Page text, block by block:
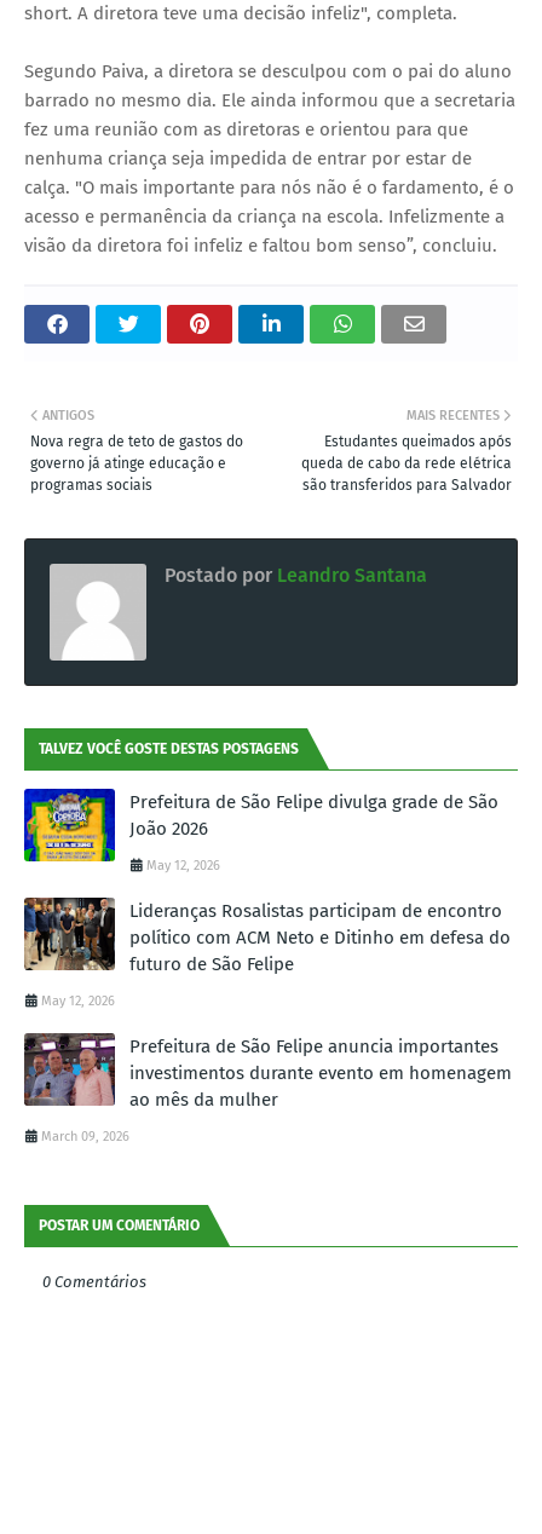
short. A diretora teve uma decisão infeliz", completa.
Segundo Paiva, a diretora se desculpou com o pai do aluno
barrado no mesmo dia. Ele ainda informou que a secretaria
fez uma reunião com as diretoras e orientou para que
nenhuma criança seja impedida de entrar por estar de
calça. "O mais importante para nós não é o fardamento, é o
acesso e permanência da criança na escola. Infelizmente a
visão da diretora foi infeliz e faltou bom senso”, concluiu.
MAIS RECENTES
Estudantes queimados após
queda de cabo da rede elétrica
são transferidos para Salvador
ANTIGOS
Nova regra de teto de gastos do
governo já atinge educação e
programas sociais
Postado por Leandro Santana
TALVEZ VOCÊ GOSTE DESTAS POSTAGENS
Prefeitura de São Felipe divulga grade de São
João 2026
May 12, 2026
Lideranças Rosalistas participam de encontro
político com ACM Neto e Ditinho em defesa do
futuro de São Felipe
May 12, 2026
Prefeitura de São Felipe anuncia importantes
investimentos durante evento em homenagem
ao mês da mulher
March 09, 2026
POSTAR UM COMENTÁRIO
0 Comentários